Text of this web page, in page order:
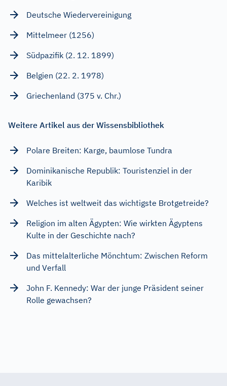
Deutsche Wiedervereinigung
Mittelmeer (1256)
Südpazifik (2. 12. 1899)
Belgien (22. 2. 1978)
Griechenland (375 v. Chr.)
Weitere Artikel aus der Wissensbibliothek
Polare Breiten: Karge, baumlose Tundra
Dominikanische Republik: Touristenziel in der
Karibik
Welches ist weltweit das wichtigste Brotgetreide?
Religion im alten Ägypten: Wie wirkten Ägyptens
Kulte in der Geschichte nach?
Das mittelalterliche Mönchtum: Zwischen Reform
und Verfall
John F. Kennedy: War der junge Präsident seiner
Rolle gewachsen?